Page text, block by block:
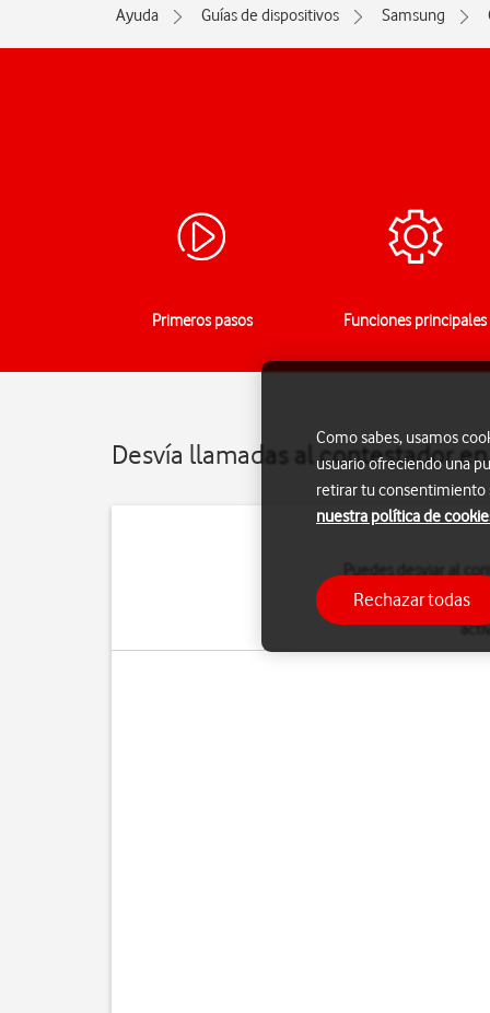
Ayuda Guías de dispositivos Samsung
Primeros pasos Funciones principales
Desvía llamadas al contestador
Para saber más
Como sabes, usamos
usuario ofreciendo una
retirar tu consentimiento
nuestra política de
Rechazar todas